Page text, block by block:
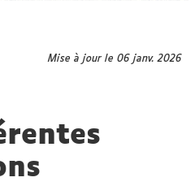
Mise à jour le 06 janv. 2026